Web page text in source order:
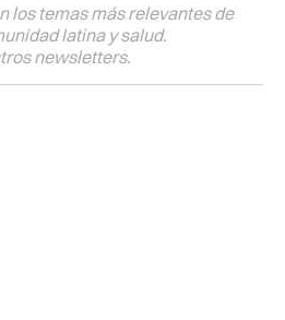
los temas más relevantes de
latina y salud.
newsletters.